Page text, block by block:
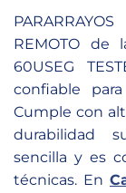
REMOTO de
60USEG
confiable
Cumple con
durabilidad
sencilla y es
técnicas. En